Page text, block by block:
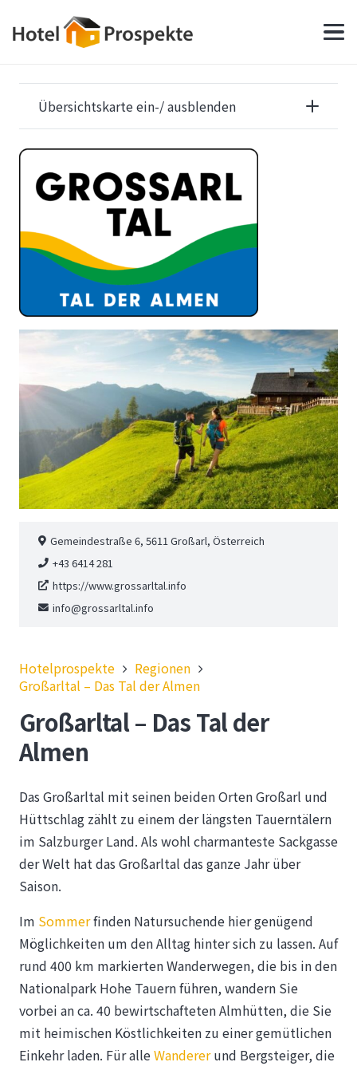
Übersichtskarte ein-/ ausblenden
Gemeindestraße 6, 5611 Großarl, Österreich
+43 6414 281
https://www.grossarltal.info
info@grossarltal.info
Hotelprospekte
Regionen
Großarltal – Das Tal der Almen
Großarltal – Das Tal der
Almen
Das Großarltal mit seinen beiden Orten Großarl und
Hüttschlag zählt zu einem der längsten Tauerntälern
im Salzburger Land. Als wohl charmanteste Sackgasse
der Welt hat das Großarltal das ganze Jahr über
Saison.
Im Sommerfinden Natursuchende hier genügend
Möglichkeiten um den Alltag hinter sich zu lassen. Auf
rund 400 km markierten Wanderwegen, die bis in den
Nationalpark Hohe Tauern führen, wandern Sie
vorbei an ca. 40 bewirtschafteten Almhütten, die Sie
mit heimischen Köstlichkeiten zu einer gemütlichen
Einkehr laden. Für alleWandererund Bergsteiger, die